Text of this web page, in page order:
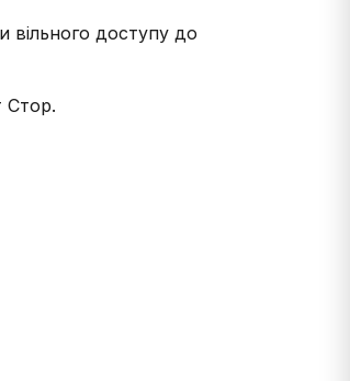
вільного доступу до
Стор.